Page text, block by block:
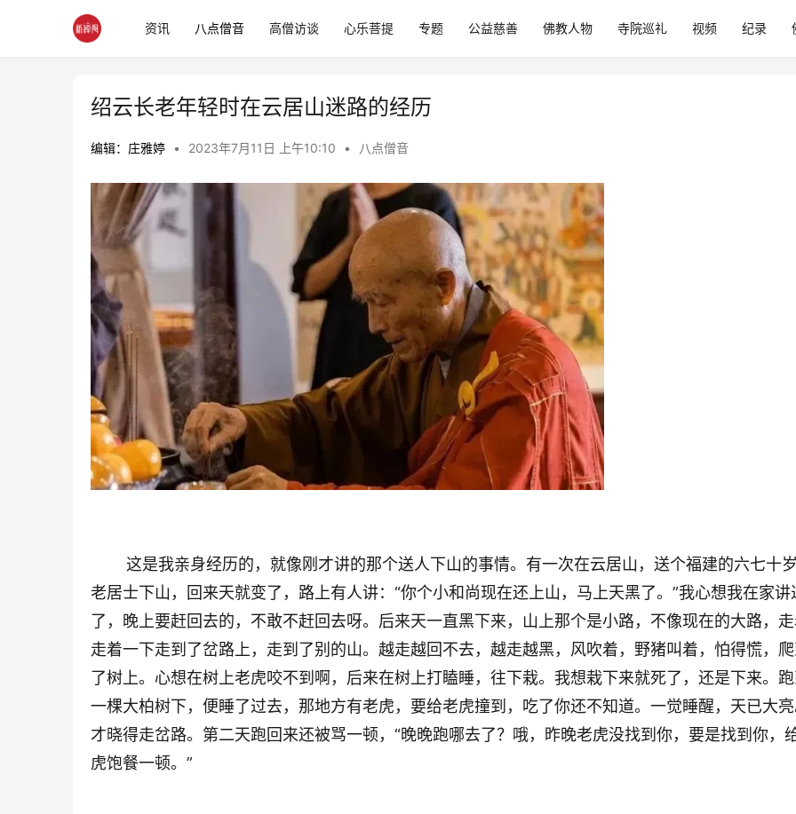
资讯 八点僧音 高僧访谈 心乐菩提 专题 公益慈善 佛教人物 寺院巡礼 视频 纪录
绍云长老年轻时在云居山迷路的经历
编辑：庄雅婷 • 2023年7月11日 上午10:10 • 八点僧音
这是我亲身经历的，就像刚才讲的那个送人下山的事情。有一次在云居山，送个福建的六七十
老居士下山，回来天就变了，路上有人讲：“你个小和尚现在还上山，马上天黑了。”我心想我在家讲
了，晚上要赶回去的，不敢不赶回去呀。后来天一直黑下来，山上那个是小路，不像现在的大路，
走着一下走到了岔路上，走到了别的山。越走越回不去，越走越黑，风吹着，野猪叫着，怕得慌，
了树上。心想在树上老虎咬不到啊，后来在树上打瞌睡，往下栽。我想栽下来就死了，还是下来。
一棵大柏树下，便睡了过去，那地方有老虎，要给老虎撞到，吃了你还不知道。一觉睡醒，天已大
才晓得走岔路。第二天跑回来还被骂一顿，“晚晚跑哪去了？哦，昨晚老虎没找到你，要是找到你，
虎饱餐一顿。”